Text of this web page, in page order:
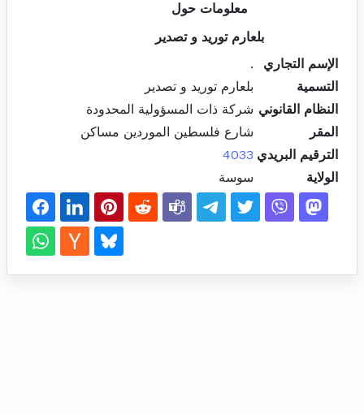
معلومات حول
بلعارم توريد و تصدير
الإسم التجاري
.
التسمية
بلعارم توريد و تصدير
النظام القانوني شركة ذات المسؤولية المحدودة
المقر
شارع فلسطين الموردين مساكن
الترقيم البريدي 4033
الولاية
سوسة